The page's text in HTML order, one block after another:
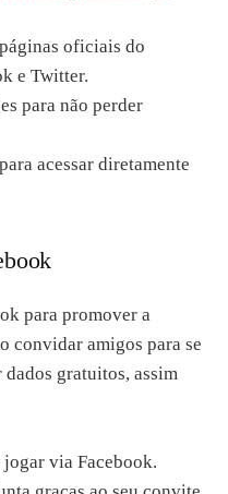
oficiais do
e Twitter.
para não perder
acessar diretamente
para promover a
convidar amigos para se
gratuitos, assim
via Facebook.